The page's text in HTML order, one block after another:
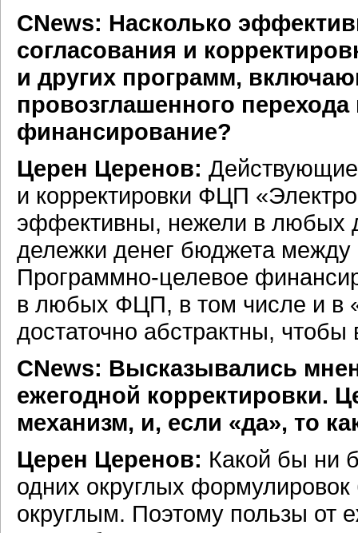
СNews: Насколько
согласования и
и других программ,
провозглашенного
финансирование?
Церен Церенов:
и корректировки ФЦП
эффективны, нежели в любых
дележки денег бюджета между
Программно-целевое
в любых ФЦП, в том числе и в
достаточно абстрактны,
СNews: Высказывались
ежегодной корректировки.
механизм, и, если «да», то
Церен Церенов: Какой бы ни
одних округлых
округлым. Поэтому пользы от